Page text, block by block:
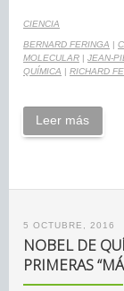
CIENCIA
BERNARD FERINGA |
MOLECULAR | JEAN-
QUÍMICA | RICHARD
Leer más
5 OCTUBRE, 2016
NOBEL DE
PRIMERAS